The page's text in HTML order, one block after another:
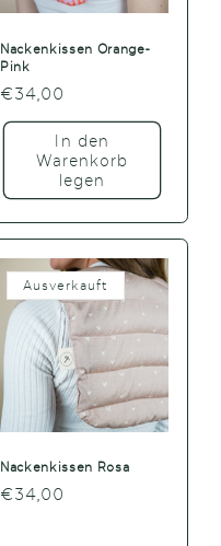
Nackenkissen Orange-
Pink
Normaler
Preis
€34,00
In den
Warenkorb
legen
Ausverkauft
Nackenkissen Rosa
Normaler
€34,00